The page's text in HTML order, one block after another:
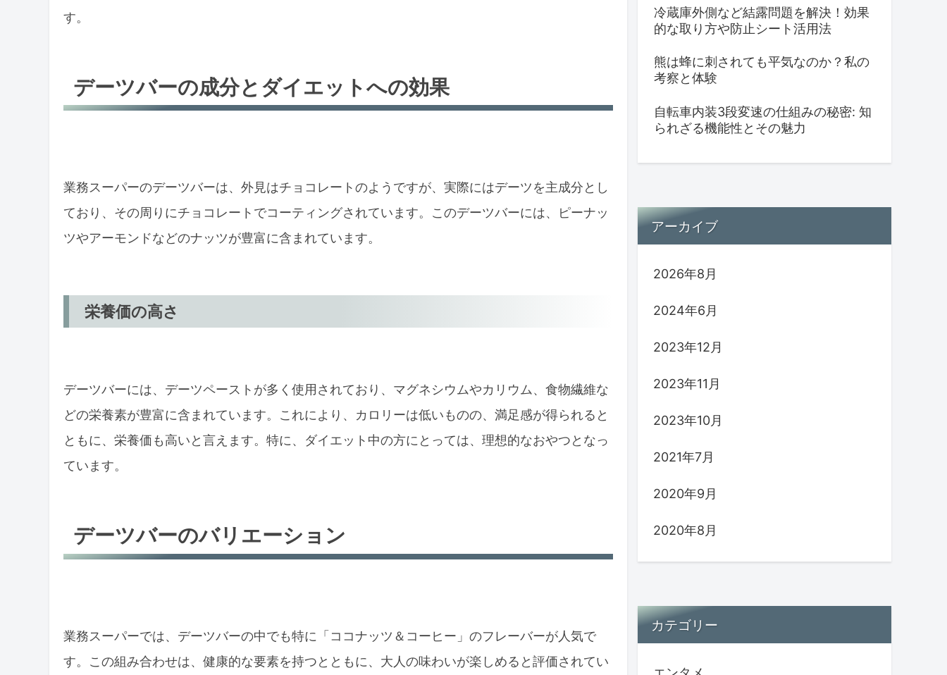
す。
デーツバーの成分とダイエットへの効果
業務スーパーのデーツバーは、外見はチョコレートのようですが、実際にはデーツを主成分とし
ており、その周りにチョコレートでコーティングされています。このデーツバーには、ピーナッ
ツやアーモンドなどのナッツが豊富に含まれています。
栄養価の高さ
デーツバーには、デーツペーストが多く使用されており、マグネシウムやカリウム、食物繊維な
どの栄養素が豊富に含まれています。これにより、カロリーは低いものの、満足感が得られると
ともに、栄養価も高いと言えます。特に、ダイエット中の方にとっては、理想的なおやつとなっ
ています。
デーツバーのバリエーション
業務スーパーでは、デーツバーの中でも特に「ココナッツ＆コーヒー」のフレーバーが人気で
す。この組み合わせは、健康的な要素を持つとともに、大人の味わいが楽しめると評価されてい
冷蔵庫外側など結露問題を解決！効果
的な取り方や防止シート活用法
熊は蜂に刺されても平気なのか？私の
考察と体験
自転車内装3段変速の仕組みの秘密: 知
られざる機能性とその魅力
アーカイブ
2026年8月
2024年6月
2023年12月
2023年11月
2023年10月
2021年7月
2020年9月
2020年8月
カテゴリー